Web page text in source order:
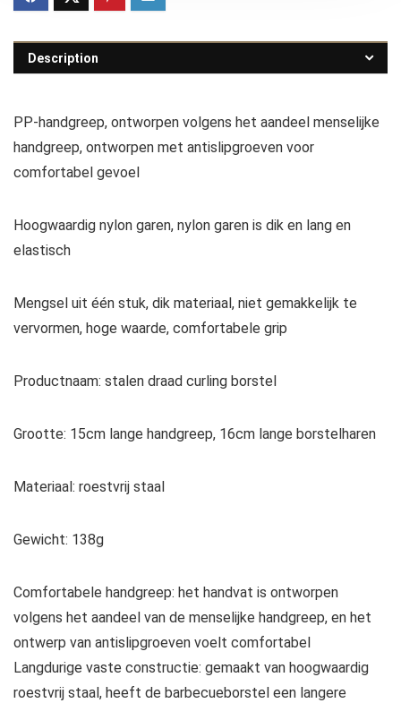
Description
PP-handgreep, ontworpen volgens het aandeel menselijke
handgreep, ontworpen met antislipgroeven voor
comfortabel gevoel
Hoogwaardig nylon garen, nylon garen is dik en lang en
elastisch
Mengsel uit één stuk, dik materiaal, niet gemakkelijk te
vervormen, hoge waarde, comfortabele grip
Productnaam: stalen draad curling borstel
Grootte: 15cm lange handgreep, 16cm lange borstelharen
Materiaal: roestvrij staal
Gewicht: 138g
Comfortabele handgreep: het handvat is ontworpen
volgens het aandeel van de menselijke handgreep, en het
ontwerp van antislipgroeven voelt comfortabel
Langdurige vaste constructie: gemaakt van hoogwaardig
roestvrij staal, heeft de barbecueborstel een langere